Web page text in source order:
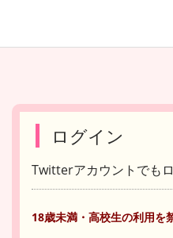
ログイン
Twitterアカウントでも
18歳未満・高校生の利用を